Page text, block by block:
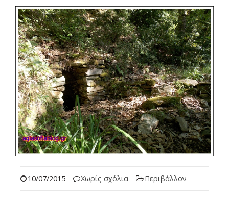
10/07/2015 Χωρίς σχόλια Περιβάλλον